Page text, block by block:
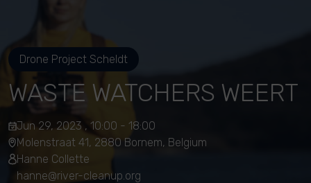
Drone Project Scheldt
WASTE WATCHERS WEERT
Jun 29, 2023 , 10:00 - 18:00
Molenstraat 41, 2880 Bornem, Belgium
Hanne Collette
hanne@river-cleanup.org